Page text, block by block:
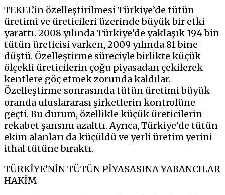
TEKEL’in özelleştirilmesi Türkiye’de tütün
üretimi ve üreticileri üzerinde büyük bir etki
yarattı. 2008 yılında Türkiye’de yaklaşık 194 bin
tütün üreticisi varken, 2009 yılında 81 bine
düştü. Özelleştirme süreciyle birlikte küçük
ölçekli üreticilerin çoğu piyasadan çekilerek
kentlere göç etmek zorunda kaldılar.
Özelleştirme sonrasında tütün üretimi büyük
oranda uluslararası şirketlerin kontrolüne
geçti. Bu durum, özellikle küçük üreticilerin
rekabet şansını azalttı. Ayrıca, Türkiye’de tütün
ekim alanları da küçüldü ve yerli üretim yerini
ithal tütüne bıraktı.
TÜRKİYE’NİN TÜTÜN PİYASASINA YABANCILAR
HAKİM